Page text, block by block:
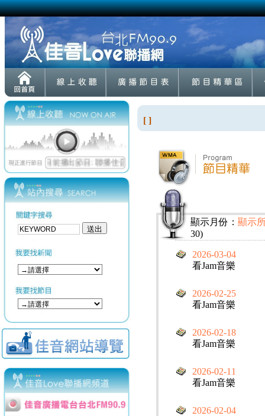
[ ]
顯示月份： 顯示
30)
2026-03-04
看Jam音樂
2026-02-25
看Jam音樂
2026-02-18
看Jam音樂
2026-02-11
看Jam音樂
2026-02-04